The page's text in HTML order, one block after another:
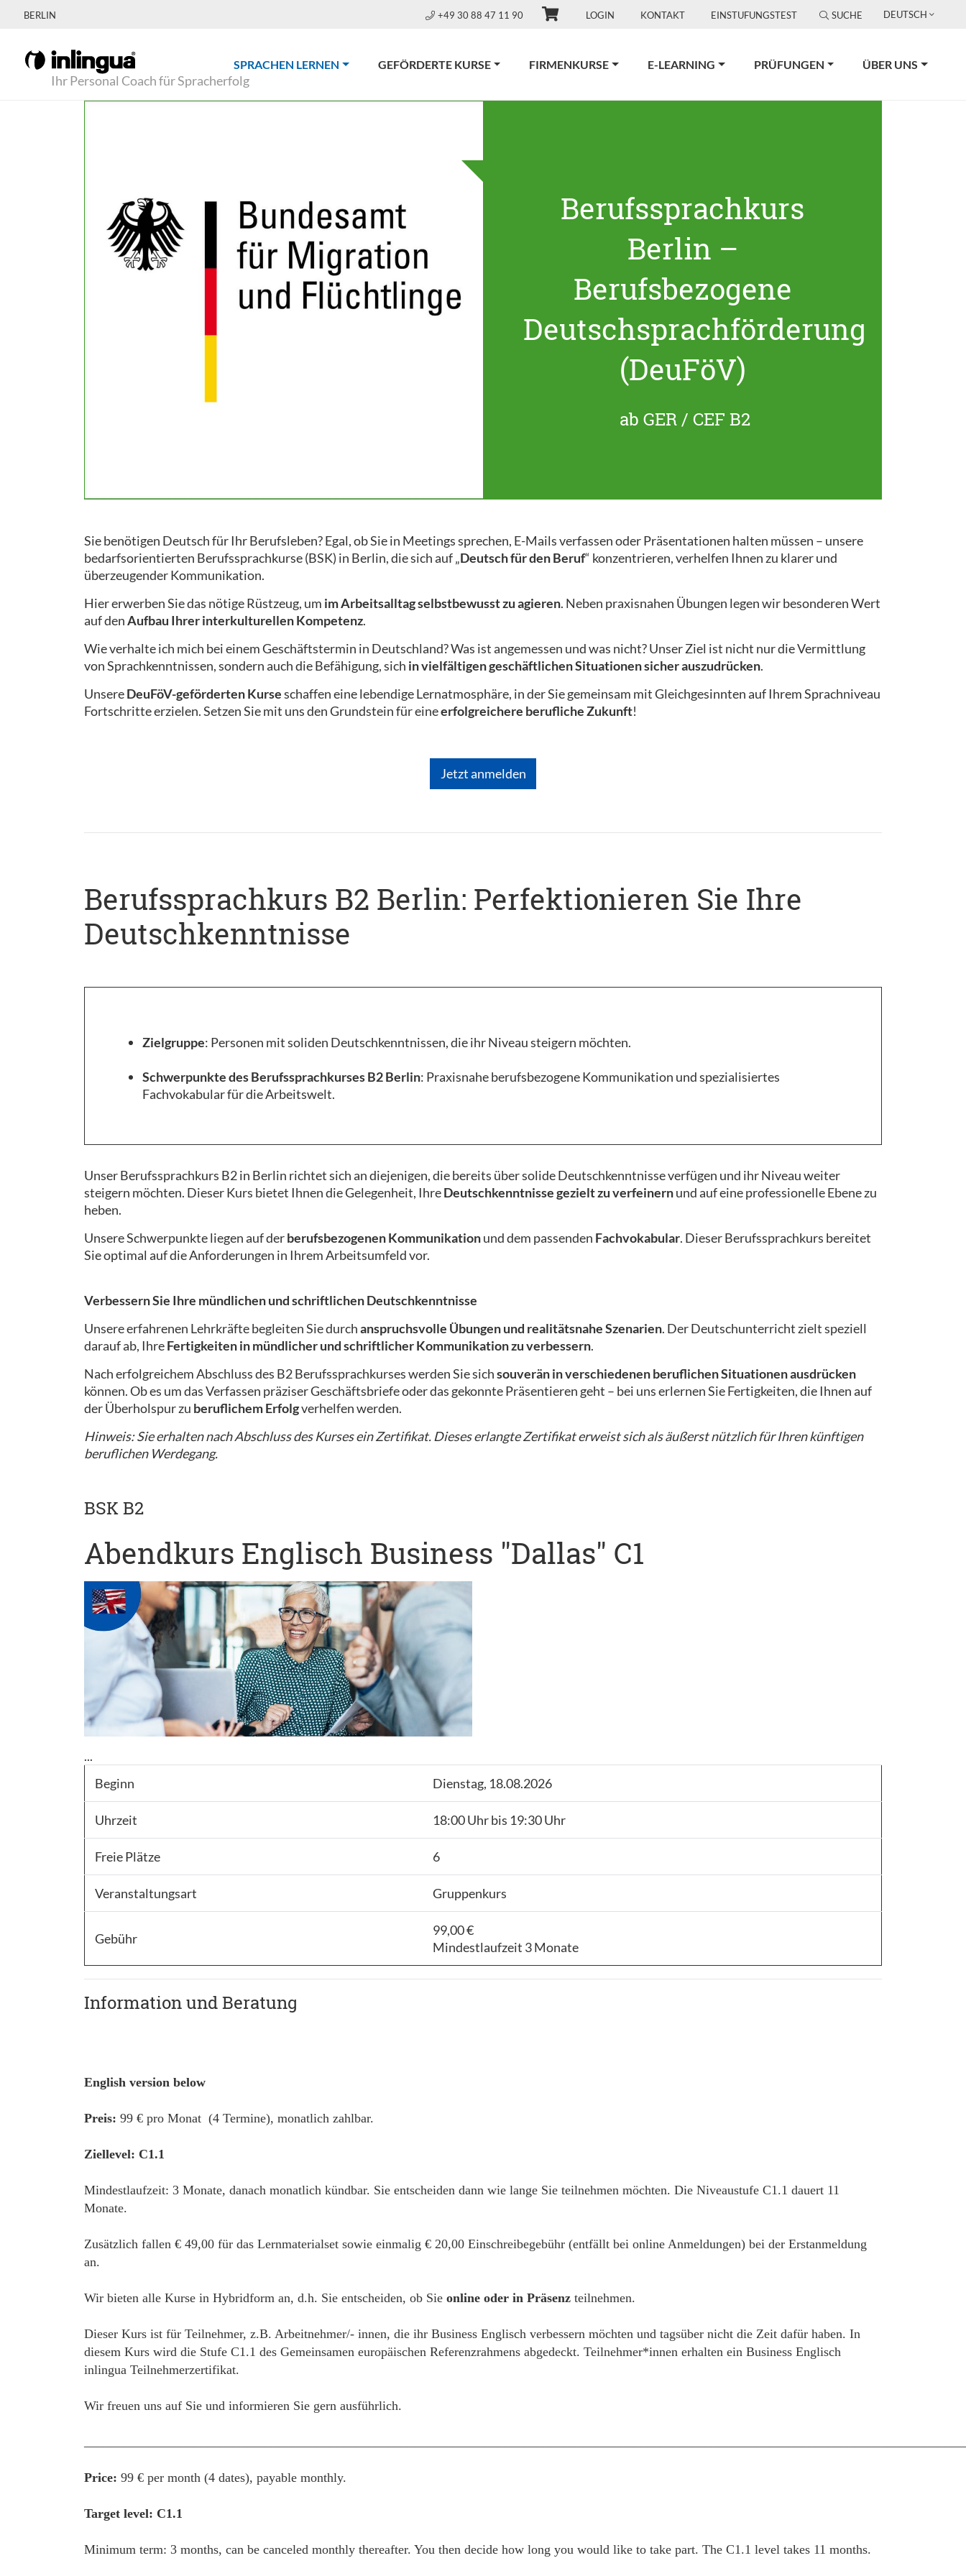
BERLIN +49 30 88 47 11 90 LOGIN KONTAKT EINSTUFUNGSTEST SUCHE DEUTSCH
Ihr Personal Coach für Spracherfolg
SPRACHEN LERNEN(CURRENT)GEFÖRDERTE KURSE FIRMENKURSE E-LEARNING PRÜFUNGEN ÜBER UNS
Berufssprachkurs
Berlin –
Berufsbezogene
Deutschsprachförderung
(DeuFöV)
ab GER / CEF B2
Sie benötigen Deutsch für Ihr Berufsleben? Egal, ob Sie in Meetings sprechen, E-Mails verfassen oder Präsentationen halten müssen – unsere
bedarfsorientierten Berufssprachkurse (BSK) in Berlin, die sich auf „Deutsch für den Beruf“ konzentrieren, verhelfen Ihnen zu klarer und
überzeugender Kommunikation.
Hier erwerben Sie das nötige Rüstzeug, um im Arbeitsalltag selbstbewusst zu agieren. Neben praxisnahen Übungen legen wir besonderen Wert
auf denAufbau Ihrer interkulturellen Kompetenz.
Wie verhalte ich mich bei einem Geschäftstermin in Deutschland? Was ist angemessen und was nicht? Unser Ziel ist nicht nur die Vermittlung
von Sprachkenntnissen, sondern auch die Befähigung, sich in vielfältigen geschäftlichen Situationen sicher auszudrücken.
UnsereDeuFöV-geförderten Kurseschaffen eine lebendige Lernatmosphäre, in der Sie gemeinsam mit Gleichgesinnten auf Ihrem Sprachniveau
Fortschritte erzielen. Setzen Sie mit uns den Grundstein für eineerfolgreichere berufliche Zukunft!
Jetzt anmelden
Berufssprachkurs B2 Berlin: Perfektionieren Sie Ihre
Deutschkenntnisse
Zielgruppe: Personen mit soliden Deutschkenntnissen, die ihr Niveau steigern möchten.
Schwerpunkte des Berufssprachkurses B2 Berlin: Praxisnahe berufsbezogene Kommunikation und spezialisiertes
Fachvokabular für die Arbeitswelt.
Unser Berufssprachkurs B2 in Berlin richtet sich an diejenigen, die bereits über solide Deutschkenntnisse verfügen und ihr Niveau weiter
steigern möchten. Dieser Kurs bietet Ihnen die Gelegenheit, IhreDeutschkenntnisse gezielt zu verfeinernund auf eine professionelle Ebene zu
heben.
Unsere Schwerpunkte liegen auf derberufsbezogenen Kommunikationund dem passenden Fachvokabular. Dieser Berufssprachkurs bereitet
Sie optimal auf die Anforderungen in Ihrem Arbeitsumfeld vor.
Verbessern Sie Ihre mündlichen und schriftlichen Deutschkenntnisse
Unsere erfahrenen Lehrkräfte begleiten Sie durchanspruchsvolle Übungen und realitätsnahe Szenarien. Der Deutschunterricht zielt speziell
darauf ab, IhreFertigkeiten in mündlicher und schriftlicher Kommunikation zu verbessern.
Nach erfolgreichem Abschluss des B2 Berufssprachkurses werden Sie sichsouverän in verschiedenen beruflichen Situationen ausdrücken
können. Ob es um das Verfassen präziser Geschäftsbriefe oder das gekonnte Präsentieren geht – bei uns erlernen Sie Fertigkeiten, die Ihnen auf
der Überholspur zu beruflichem Erfolgverhelfen werden.
Hinweis: Sie erhalten nach Abschluss des Kurses ein Zertifikat. Dieses erlangte Zertifikat erweist sich als äußerst nützlich für Ihren künftigen
beruflichen Werdegang.
BSK B2
Abendkurs Englisch Business "Dallas" C1
...
Beginn
Dienstag, 18.08.2026
Uhrzeit 18:00 Uhr bis 19:30 Uhr
Freie Plätze 6
Veranstaltungsart Gruppenkurs
Gebühr
99,00 €
Mindestlaufzeit 3 Monate
Information und Beratung
English version below
Preis: 99 € pro Monat (4 Termine), monatlich zahlbar.
Ziellevel: C1.1
Mindestlaufzeit: 3 Monate, danach monatlich kündbar. Sie entscheiden dann wie lange Sie teilnehmen möchten. Die Niveaustufe C1.1 dauert 11
Monate.
Zusätzlich fallen € 49,00 für das Lernmaterialset sowie einmalig € 20,00 Einschreibegebühr (entfällt bei online Anmeldungen) bei der Erstanmeldung
an.
Wir bieten alle Kurse in Hybridform an, d.h. Sie entscheiden, ob Sie online oder in Präsenz teilnehmen.
Dieser Kurs ist für Teilnehmer, z.B. Arbeitnehmer/- innen, die ihr Business Englisch verbessern möchten und tagsüber nicht die Zeit dafür haben. In
diesem Kurs wird die Stufe C1.1 des Gemeinsamen europäischen Referenzrahmens abgedeckt. Teilnehmer*innen erhalten ein Business Englisch
inlingua Teilnehmerzertifikat.
Wir freuen uns auf Sie und informieren Sie gern ausführlich.
Price: 99 € per month (4 dates), payable monthly.
Target level: C1.1
Minimum term: 3 months, can be canceled monthly thereafter. You then decide how long you would like to take part. The C1.1 level takes 11 months.